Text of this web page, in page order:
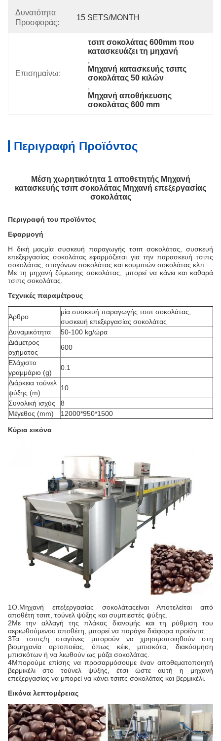
Δυνατότητα
Προσφοράς:
15 SETS/MONTH
Επισημαίνω:
τσιπ σοκολάτας 600mm που
κατασκευάζει τη μηχανή
,
Μηχανή κατασκευής τσιπς
σοκολάτας 50 κιλών
,
Μηχανή αποθήκευσης
σοκολάτας 600 mm
Περιγραφή Προϊόντος
Μέση χωρητικότητα 1 αποθετητής Μηχανή
κατασκευής τσιπ σοκολάτας Μηχανή επεξεργασίας
σοκολάτας
Περιγραφή του προϊόντος
Εφαρμογή
Η δική μαςμία συσκευή παραγωγής τσιπ σοκολάτας, συσκευή
επεξεργασίας σοκολάτας εφαρμόζεται για την παρασκευή τσιπς
σοκολάτας, σταγόνων σοκολάτας και κουμπιών σοκολάτας κλπ.
Με τη μηχανή ζύμωσης σοκολάτας, μπορεί να κάνει και καθαρά
τσιπς σοκολάτας.
Τεχνικές παραμέτρους
Άρθρο
μία συσκευή παραγωγής τσιπ σοκολάτας,
συσκευή επεξεργασίας σοκολάτας
Δυναμικότητα
50-100 kg/ώρα
Διάμετρος
οχήματος
600
Ελάχιστο
γραμμάριο (g)
0.1
Διάρκεια τούνελ
ψύξης (m)
10
Συνολική ισχύς
8
Μέγεθος (mm)
12000*950*1500
Κύρια εικόνα
1Ο. Μηχανή επεξεργασίας σοκολάταςείναι
Αποτελείται από
αποθέτη τσιπ, τούνελ ψύξης και συμπιεστές ψύξης.
2Με την αλλαγή της πλάκας διανομής και τη ρύθμιση του
αεριωθούμενου αποθέτη, μπορεί να παράγει διάφορα προϊόντα.
3Τα τσιπς/η σταγόνες μπορούν να χρησιμοποιηθούν στη
βιομηχανία αρτοποιίας, όπως κέικ, μπισκότα, διακόσμηση
μπισκότων ή να λιωθούν ως μάζα σοκολάτας.
4Μπορούμε επίσης να προσαρμόσουμε έναν αποθεματοποιητή
βερμικέλι στο τούνελ ψύξης, έτσι ώστε αυτή η μηχανή
επεξεργασίας να μπορεί να κάνει τσιπς σοκολάτας και βερμικέλι.
Εικόνα λεπτομέρειας